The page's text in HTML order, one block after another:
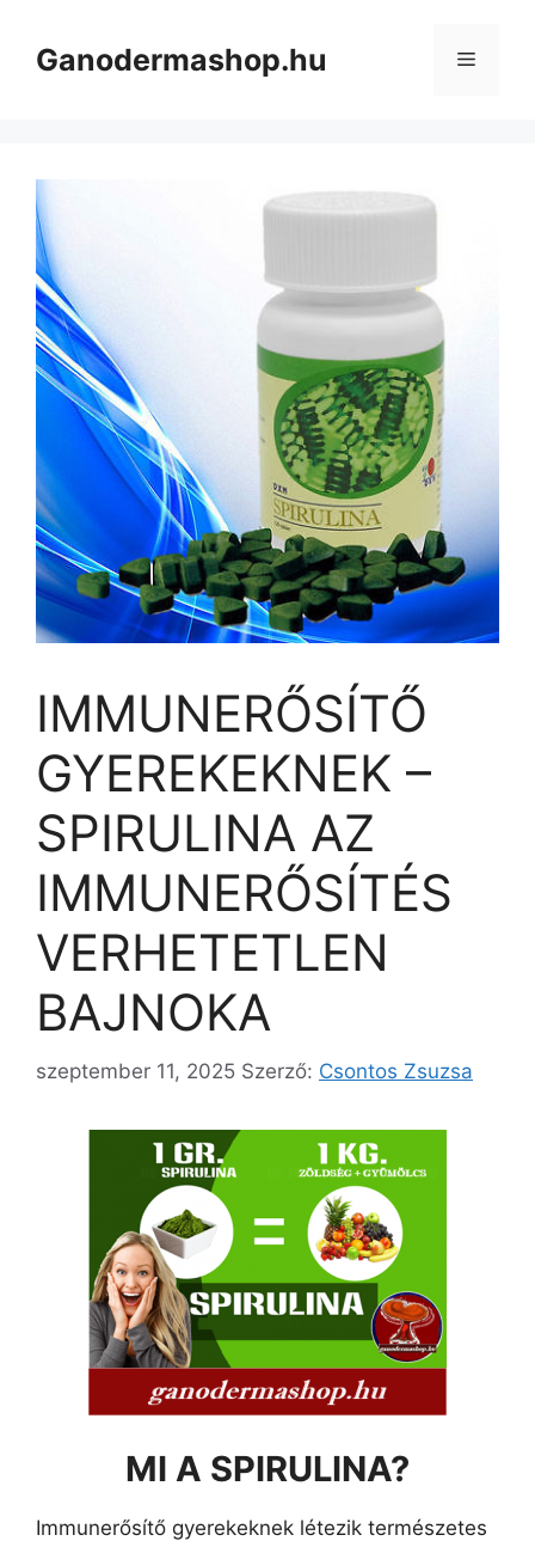
tartalomba
Ganodermashop.hu Menü
IMMUNERŐSÍTŐ
GYEREKEKNEK –
SPIRULINA AZ
IMMUNERŐSÍTÉS
VERHETETLEN
BAJNOKA
szeptember 11, 2025 Szerző: Csontos Zsuzsa
MI A SPIRULINA?
Immunerősítő gyerekeknek létezik természetes